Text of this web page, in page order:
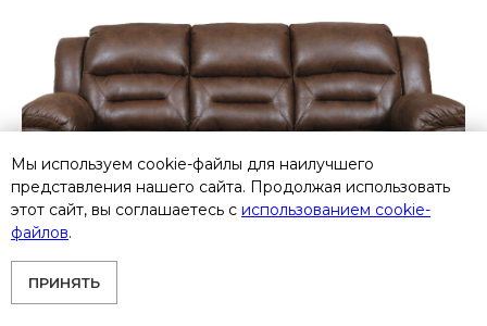
Мы используем cookie-файлы для наилучшего
представления нашего сайта. Продолжая использовать
этот сайт, вы соглашаетесь с использованием cookie-
файлов.
ПРИНЯТЬ